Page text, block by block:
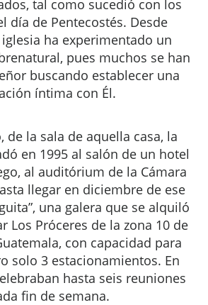
tal como sucedió con los
día de Pentecostés. Desde
ha experimentado un
pues muchos se han
buscando establecer una
íntima con Él.
de la sala de aquella casa, la
en 1995 al salón de un hotel
al auditórium de la Cámara
llegar en diciembre de ese
una galera que se alquiló
Los Próceres de la zona 10 de
con capacidad para
solo 3 estacionamientos. En
hasta seis reuniones
fin de semana.